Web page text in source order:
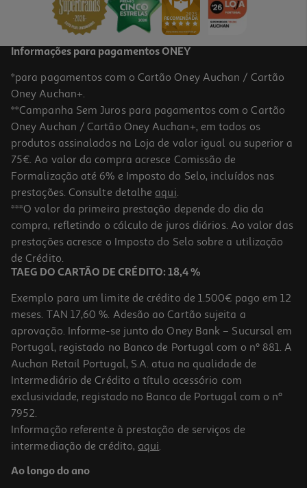
4.7 (285)
Tapete Para Rato Gaming Lenovo Legion Xxl Gxh1c97869
24.99 €/un
24,99 €
4.7
Tapete Rato Gaming Lenovo Ideapad Cloth M Gxh1c97873
4.99 €/un
Informações para pagamentos ONEY
*para pagamentos com o Cartão Oney Auchan / Cartão
Oney Auchan+.
**Campanha Sem Juros para pagamentos com o Cartão
Oney Auchan / Cartão Oney Auchan+, em todos os
produtos assinalados na Loja de valor igual ou superior a
75€. Ao valor da compra acresce Comissão de
Formalização até 6% e Imposto do Selo, incluídos nas
prestações. Consulte detalhe aqui.
***O valor da primeira prestação depende do dia da
compra, refletindo o cálculo de juros diários. Ao valor das
prestações acresce o Imposto do Selo sobre a utilização
de Crédito.
TAEG DO CARTÃO DE CRÉDITO: 18,4 %
Exemplo para um limite de crédito de 1.500€ pago em 12
meses. TAN 17,60 %. Adesão ao Cartão sujeita a
aprovação. Informe-se junto do Oney Bank – Sucursal em
Portugal, registado no Banco de Portugal com o nº 881. A
Auchan Retail Portugal, S.A. atua na qualidade de
Intermediário de Crédito a título acessório com
exclusividade, registado no Banco de Portugal com o nº
7952.
Informação referente à prestação de serviços de
intermediação de crédito, aqui.
Ao longo do ano